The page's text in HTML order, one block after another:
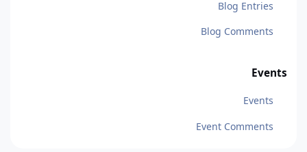
Blog Entries
Blog Comments
Events
Events
Event Comments